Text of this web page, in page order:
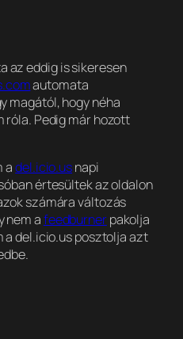
az eddig is sikeresen
automata
magától, hogy néha
róla. Pedig már hozott
adel.icio.usnapi
értesültek az oldalon
számára változás
nem afeedburnerpakolja
a del.icio.us posztolja azt